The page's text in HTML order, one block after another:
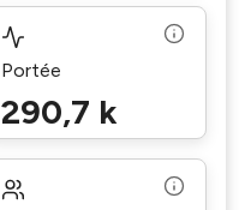
Portée
290,7 k